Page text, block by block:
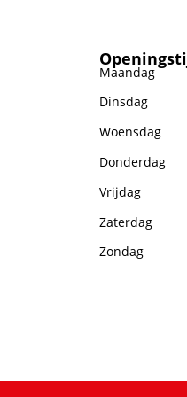
Maandag
Dinsdag
Woensdag
Donderdag
Vrijdag
Zaterdag
Zondag